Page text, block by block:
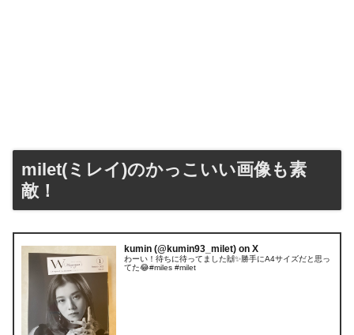
milet(ミレイ)のかっこいい画像も素
敵！
kumin (@kumin93_milet) on X
わーい！待ちに待ってました🙌✨勝手にA4サイズだと思っ
てた😂#miles #milet